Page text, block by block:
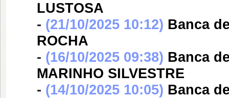
LUSTOSA
- (21/10/2025 10:12) Banca
ROCHA
- (16/10/2025 09:38) Banca
MARINHO SILVESTRE
- (14/10/2025 10:05) Banca